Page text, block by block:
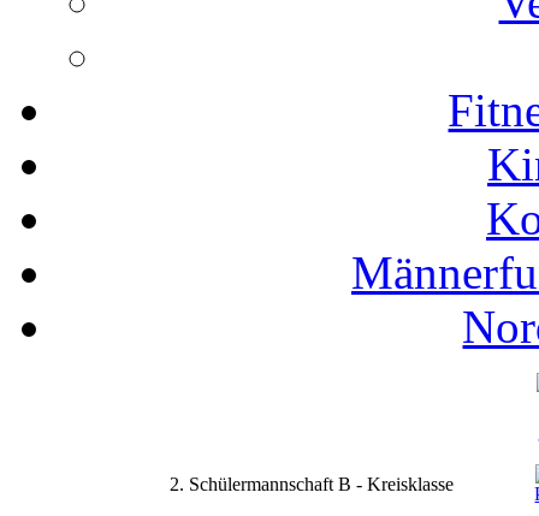
2. Schülermannschaft B - Kreisklasse